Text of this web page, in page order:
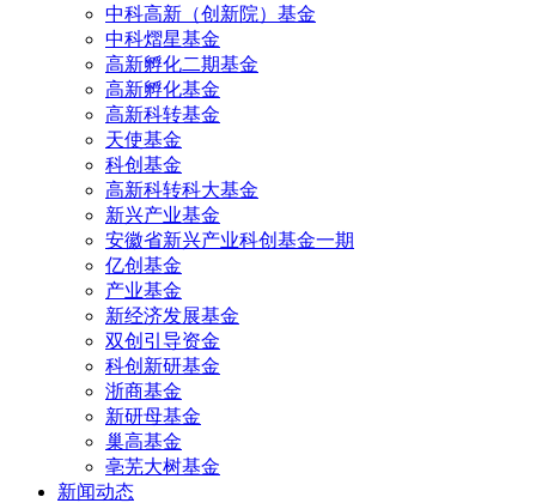
中科高新（创新院）基金
中科熠星基金
高新孵化二期基金
高新孵化基金
高新科转基金
天使基金
科创基金
高新科转科大基金
新兴产业基金
安徽省新兴产业科创基金一期
亿创基金
产业基金
新经济发展基金
双创引导资金
科创新研基金
浙商基金
新研母基金
巢高基金
亳芜大树基金
新闻动态